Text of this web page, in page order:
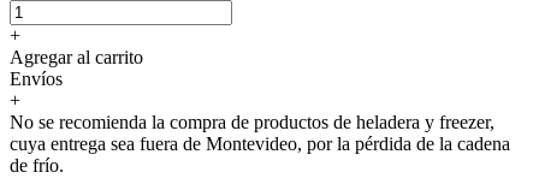
+
Agregar al carrito
Envíos
+
No se recomienda la compra de productos de heladera y freezer,
cuya entrega sea fuera de Montevideo, por la pérdida de la cadena
de frío.